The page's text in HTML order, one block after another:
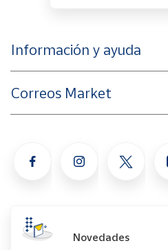
Información y ayuda
Correos Market
Novedades